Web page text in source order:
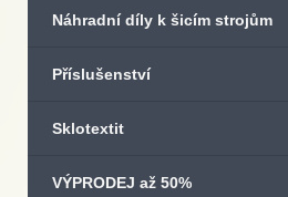
Náhradní díly k šicím strojům
Příslušenství
Sklotextit
VÝPRODEJ až 50%